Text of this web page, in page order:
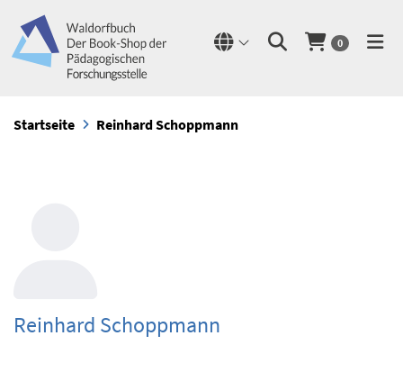
0
Startseite Reinhard Schoppmann
Reinhard Schoppmann